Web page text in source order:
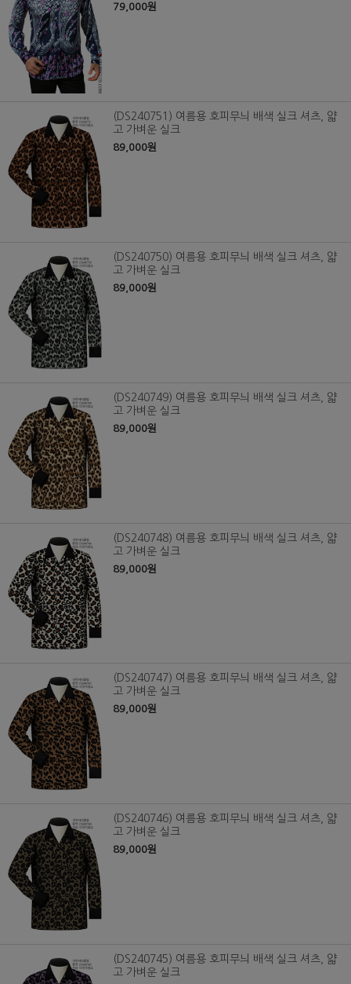
79,000원
(DS240751) 여름용 호피무늬 배색 실크 셔츠, 얇
고 가벼운 실크
89,000원
(DS240750) 여름용 호피무늬 배색 실크 셔츠, 얇
고 가벼운 실크
89,000원
(DS240749) 여름용 호피무늬 배색 실크 셔츠, 얇
고 가벼운 실크
89,000원
(DS240748) 여름용 호피무늬 배색 실크 셔츠, 얇
고 가벼운 실크
89,000원
(DS240747) 여름용 호피무늬 배색 실크 셔츠, 얇
고 가벼운 실크
89,000원
(DS240746) 여름용 호피무늬 배색 실크 셔츠, 얇
고 가벼운 실크
89,000원
(DS240745) 여름용 호피무늬 배색 실크 셔츠, 얇
고 가벼운 실크